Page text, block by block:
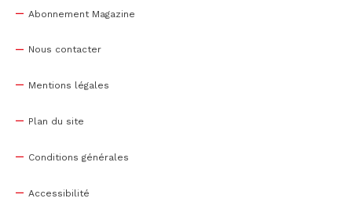
Abonnement Magazine
Nous contacter
Mentions légales
Plan du site
Conditions générales
Accessibilité